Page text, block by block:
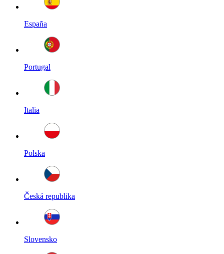
España
Portugal
Italia
Polska
Česká republika
Slovensko